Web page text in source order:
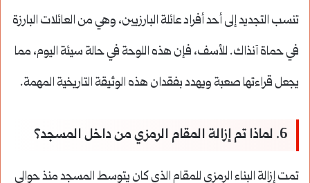
تنسب التجديد إلى أحد أفراد عائلة البارزيين، وهي من العائلات البارزة
في حماة آنذاك. للأسف، فإن هذه اللوحة في حالة سيئة اليوم، مما
يجعل قراءتها صعبة ويهدد بفقدان هذه الوثيقة التاريخية المهمة.
6. لماذا تم إزالة المقام الرمزي من داخل المسجد؟
تمت إزالة البناء الرمزي للمقام الذي كان يتوسط المسجد منذ حوالي